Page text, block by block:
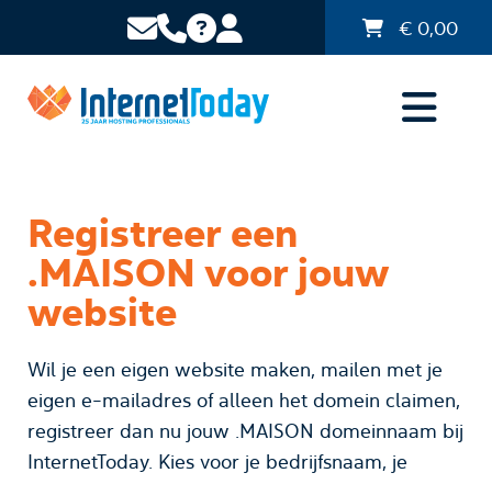
€ 0,00
Registreer een
.MAISON voor jouw
website
Wil je een eigen website maken, mailen met je
eigen e-mailadres of alleen het domein claimen,
registreer dan nu jouw .MAISON domeinnaam bij
InternetToday. Kies voor je bedrijfsnaam, je